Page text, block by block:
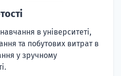
в університеті,
та побутових витрат в
у зручному